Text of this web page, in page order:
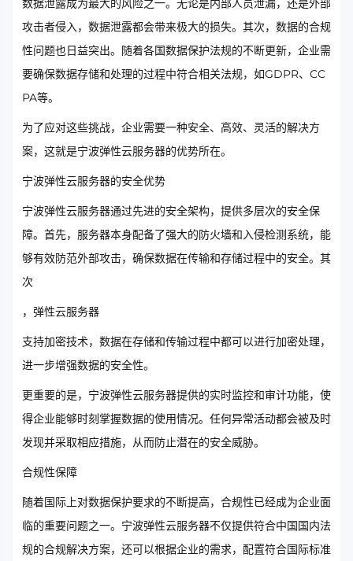
数据泄露成为最大的风险之一。无论是内部人员泄漏，还是外部
攻击者侵入，数据泄露都会带来极大的损失。其次，数据的合规
性问题也日益突出。随着各国数据保护法规的不断更新，企业需
要确保数据存储和处理的过程中符合相关法规，如GDPR、CC
PA等。
为了应对这些挑战，企业需要一种安全、高效、灵活的解决方
案，这就是宁波弹性云服务器的优势所在。
宁波弹性云服务器的安全优势
宁波弹性云服务器通过先进的安全架构，提供多层次的安全保
障。首先，服务器本身配备了强大的防火墙和入侵检测系统，能
够有效防范外部攻击，确保数据在传输和存储过程中的安全。其
次
，弹性云服务器
支持加密技术，数据在存储和传输过程中都可以进行加密处理，
进一步增强数据的安全性。
更重要的是，宁波弹性云服务器提供的实时监控和审计功能，使
得企业能够时刻掌握数据的使用情况。任何异常活动都会被及时
发现并采取相应措施，从而防止潜在的安全威胁。
合规性保障
随着国际上对数据保护要求的不断提高，合规性已经成为企业面
临的重要问题之一。宁波弹性云服务器不仅提供符合中国国内法
规的合规解决方案，还可以根据企业的需求，配置符合国际标准